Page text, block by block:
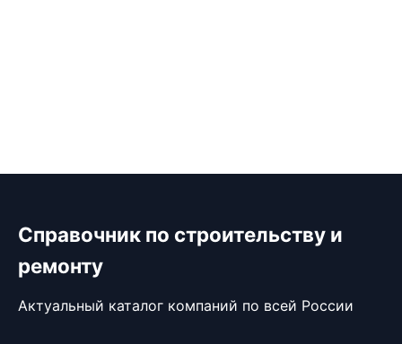
Справочник по строительству и
ремонту
Актуальный каталог компаний по всей России